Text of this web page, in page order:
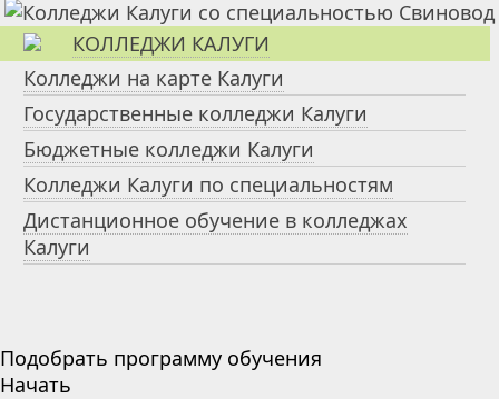
КОЛЛЕДЖИ КАЛУГИ
Колледжи на карте Калуги
Государственные колледжи Калуги
Бюджетные колледжи Калуги
Колледжи Калуги по специальностям
Дистанционное обучение в колледжах
Калуги
Подобрать программу обучения
Начать